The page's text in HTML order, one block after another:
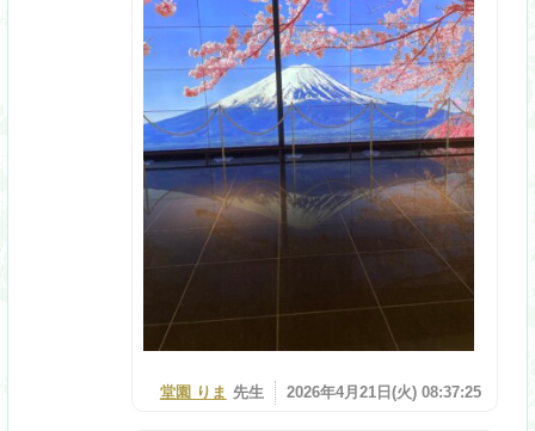
堂園 りま 先生 2026年4月21日(火) 08:37:25